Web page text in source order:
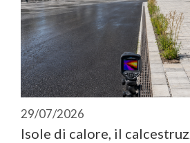
29/07/2026
Isole di calore, il